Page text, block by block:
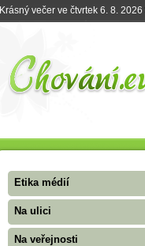
Krásný večer ve čtvrtek 6. 8.
Etika médií
Na ulici
Na veřejnosti